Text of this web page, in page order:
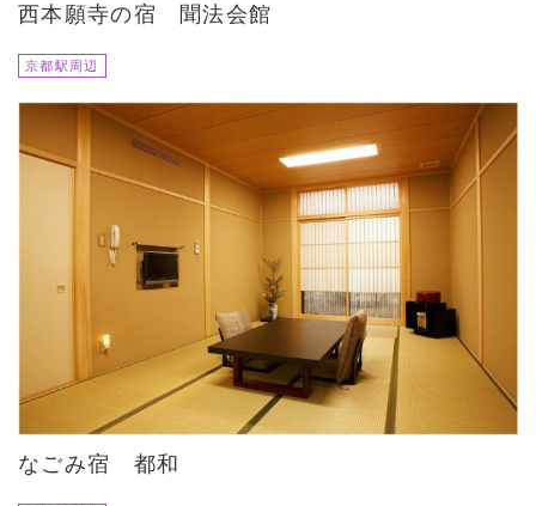
西本願寺の宿 聞法会館
京都駅周辺
なごみ宿 都和